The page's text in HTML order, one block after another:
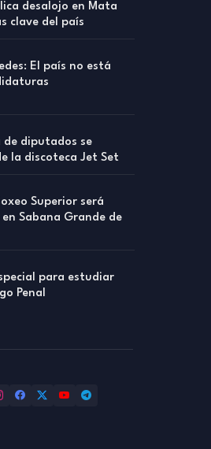
desalojo en Mata
clave del país
El país no está
de diputados se
la discoteca Jet Set
Superior será
Sabana Grande de
para estudiar
Penal